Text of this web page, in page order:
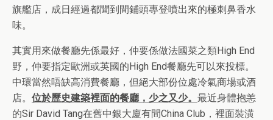
旗艦店，成日經過都聞到間鋪頭專登噴出來的極刺鼻香水
味。
其實用來做餐廳先係最好，仲要係做法國菜之類High End
野，仲要指定歐洲或英國的High End餐廳先可以來投標。
中環當然唔缺高消費餐廳，但絕大部份位處冷氣商場或酒
店。 位於歷史建築裡面的餐廳，少之又少。 最近身體抱恙
的Sir David Tang在舊中銀大廈有間China Club，裡面裝潢